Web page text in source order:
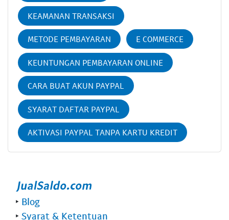
KEAMANAN TRANSAKSI
METODE PEMBAYARAN E COMMERCE
KEUNTUNGAN PEMBAYARAN ONLINE
CARA BUAT AKUN PAYPAL
SYARAT DAFTAR PAYPAL
AKTIVASI PAYPAL TANPA KARTU KREDIT
‣ Blog
‣ Syarat & Ketentuan